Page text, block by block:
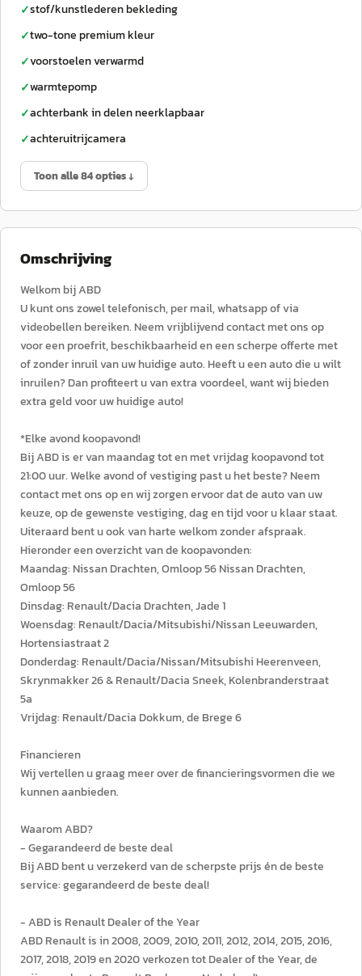
✓stof/kunstlederen bekleding
✓two-tone premium kleur
✓voorstoelen verwarmd
✓warmtepomp
✓achterbank in delen neerklapbaar
✓achteruitrijcamera
Toon alle 84 opties ↓
Omschrijving
Welkom bij ABD
U kunt ons zowel telefonisch, per mail, whatsapp of via
videobellen bereiken. Neem vrijblijvend contact met ons op
voor een proefrit, beschikbaarheid en een scherpe offerte met
of zonder inruil van uw huidige auto. Heeft u een auto die u wilt
inruilen? Dan profiteert u van extra voordeel, want wij bieden
extra geld voor uw huidige auto!
*Elke avond koopavond!
Bij ABD is er van maandag tot en met vrijdag koopavond tot
21:00 uur. Welke avond of vestiging past u het beste? Neem
contact met ons op en wij zorgen ervoor dat de auto van uw
keuze, op de gewenste vestiging, dag en tijd voor u klaar staat.
Uiteraard bent u ook van harte welkom zonder afspraak.
Hieronder een overzicht van de koopavonden:
Maandag: Nissan Drachten, Omloop 56 Nissan Drachten,
Omloop 56
Dinsdag: Renault/Dacia Drachten, Jade 1
Woensdag: Renault/Dacia/Mitsubishi/Nissan Leeuwarden,
Hortensiastraat 2
Donderdag: Renault/Dacia/Nissan/Mitsubishi Heerenveen,
Skrynmakker 26 & Renault/Dacia Sneek, Kolenbranderstraat
5a
Vrijdag: Renault/Dacia Dokkum, de Brege 6
Financieren
Wij vertellen u graag meer over de financieringsvormen die we
kunnen aanbieden.
Waarom ABD?
- Gegarandeerd de beste deal
Bij ABD bent u verzekerd van de scherpste prijs én de beste
service: gegarandeerd de beste deal!
- ABD is Renault Dealer of the Year
ABD Renault is in 2008, 2009, 2010, 2011, 2012, 2014, 2015, 2016,
2017, 2018, 2019 en 2020 verkozen tot Dealer of the Year, de